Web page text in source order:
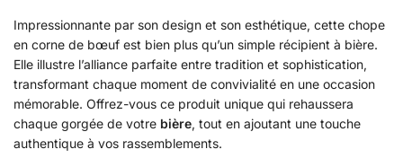
Impressionnante par son design et son esthétique, cette chope
en corne de bœuf est bien plus qu’un simple récipient à bière.
Elle illustre l’alliance parfaite entre tradition et sophistication,
transformant chaque moment de convivialité en une occasion
mémorable. Offrez-vous ce produit unique qui rehaussera
chaque gorgée de votre bière, tout en ajoutant une touche
authentique à vos rassemblements.